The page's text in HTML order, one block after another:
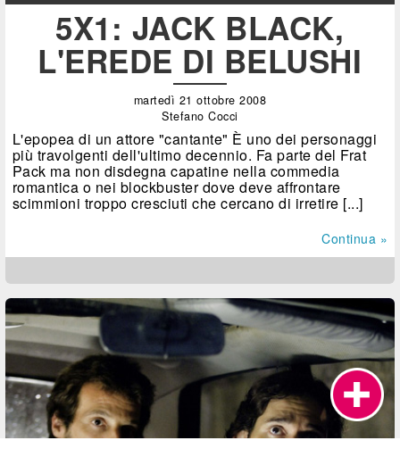
5X1: JACK BLACK,
L'EREDE DI BELUSHI
martedì 21 ottobre 2008
Stefano Cocci
L'epopea di un attore "cantante" È uno dei personaggi
più travolgenti dell'ultimo decennio. Fa parte del Frat
Pack ma non disdegna capatine nella commedia
romantica o nei blockbuster dove deve affrontare
scimmioni troppo cresciuti che cercano di irretire [...]
Continua »